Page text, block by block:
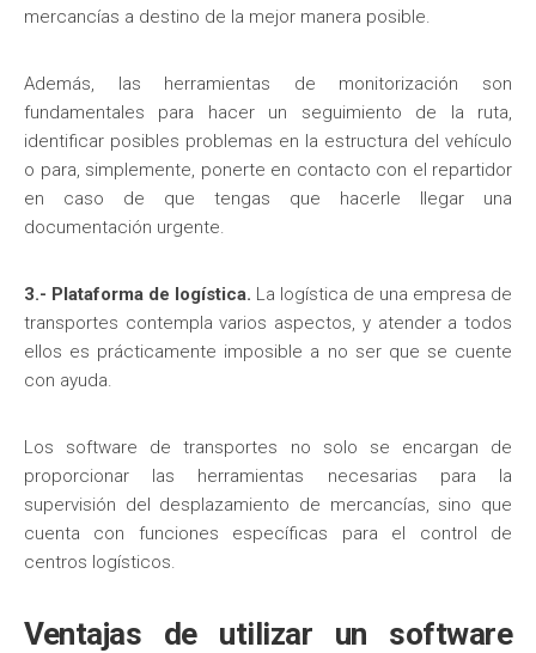
mercancías a destino de la mejor manera posible.
Además, las herramientas de monitorización son
fundamentales para hacer un seguimiento de la ruta,
identificar posibles problemas en la estructura del vehículo
o para, simplemente, ponerte en contacto con el repartidor
en caso de que tengas que hacerle llegar una
documentación urgente.
3.- Plataforma de logística. La logística de una empresa de
transportes contempla varios aspectos, y atender a todos
ellos es prácticamente imposible a no ser que se cuente
con ayuda.
Los software de transportes no solo se encargan de
proporcionar las herramientas necesarias para la
supervisión del desplazamiento de mercancías, sino que
cuenta con funciones específicas para el control de
centros logísticos.
Ventajas de utilizar un software